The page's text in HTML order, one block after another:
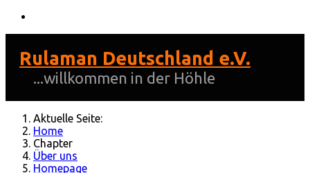
Rulaman Deutschland e.V.
...willkommen in der Höhle
Aktuelle Seite:
Home
Chapter
Über uns
Homepage